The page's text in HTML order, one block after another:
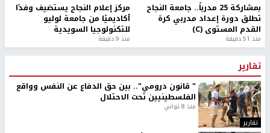
بمشاركة 25 مدرباً.. جامعة النجاح
تطلق دورة إعداد مدربي كرة
القدم المستوى (C)
منذ 51 دقيقة
مركز إعلام النجاح يستضيف وفدًا
أكاديميًا من جامعة لوليو
للتكنولوجيا السويدية
منذ 9 دقيقة
تقارير
تقارير
" قانون درومي".. بين حق الدفاع عن النفس وواقع
الفلسطينيين تحت الاحتلال
منذ 8 ثواني